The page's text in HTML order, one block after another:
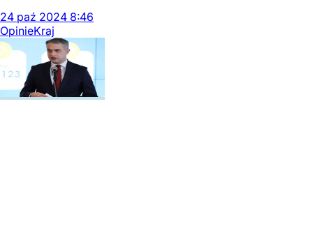
24 paź 2024 8:46
OpinieKraj